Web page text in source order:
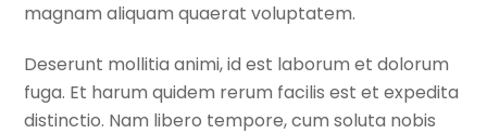
magnam aliquam quaerat voluptatem.
Deserunt mollitia animi, id est laborum et dolorum
fuga. Et harum quidem rerum facilis est et expedita
distinctio. Nam libero tempore, cum soluta nobis